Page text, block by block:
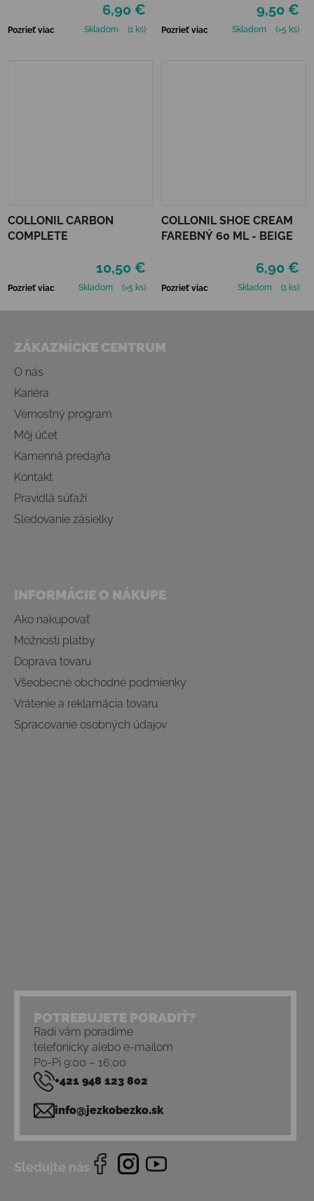
6,90 €
Pozrieť viac Skladom (1 ks)
9,50 €
Pozrieť viac Skladom (>5 ks)
COLLONIL CARBON
COMPLETE
10,50 €
Pozrieť viac Skladom (>5 ks)
COLLONIL SHOE CREAM
FAREBNÝ 60 ML - BEIGE
6,90 €
Pozrieť viac Skladom (1 ks)
ZÁKAZNÍCKE CENTRUM
O nás
Kariéra
Vernostný program
Môj účet
Kamenná predajňa
Kontakt
Pravidlá súťaží
Sledovanie zásielky
INFORMÁCIE O NÁKUPE
Ako nakupovať
Možnosti platby
Doprava tovaru
Všeobecné obchodné podmienky
Vrátenie a reklamácia tovaru
Spracovanie osobných údajov
POTREBUJETE PORADIŤ?
Radi vám poradíme
telefonicky alebo e-mailom
Po-Pi 9:00 – 16:00
+421 948 123 802
info@jezkobezko.sk
Sledujte nás